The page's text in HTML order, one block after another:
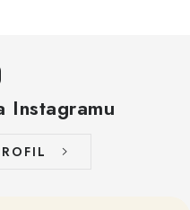
Instagramu